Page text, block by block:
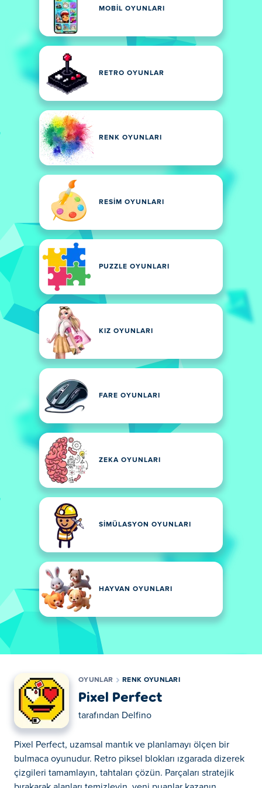
MOBIL OYUNLARI
RETRO OYUNLAR
RENK OYUNLARI
RESIM OYUNLARI
PUZZLE OYUNLARI
KIZ OYUNLARI
FARE OYUNLARI
ZEKA OYUNLARI
SIMÜLASYON OYUNLARI
HAYVAN OYUNLARI
OYUNLAR RENK OYUNLARI
Pixel Perfect
tarafından Delfino
Pixel Perfect, uzamsal mantık ve planlamayı ölçen bir
bulmaca oyunudur. Retro piksel blokları ızgarada dizerek
çizgileri tamamlayın, tahtaları çözün. Parçaları stratejik